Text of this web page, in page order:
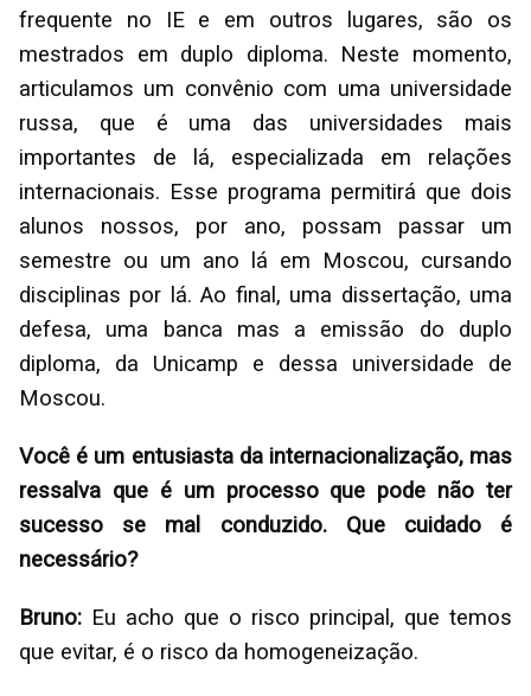
frequente no IE e em outros lugares, são os
mestrados em duplo diploma. Neste momento,
articulamos um convênio com uma universidade
russa, que é uma das universidades mais
importantes de lá, especializada em relações
internacionais. Esse programa permitirá que dois
alunos nossos, por ano, possam passar um
semestre ou um ano lá em Moscou, cursando
disciplinas por lá. Ao final, uma dissertação, uma
defesa, uma banca mas a emissão do duplo
diploma, da Unicamp e dessa universidade de
Moscou.
Você é um entusiasta da internacionalização, mas
ressalva que é um processo que pode não ter
sucesso se mal conduzido. Que cuidado é
necessário?
Bruno: Eu acho que o risco principal, que temos
que evitar, é o risco da homogeneização.